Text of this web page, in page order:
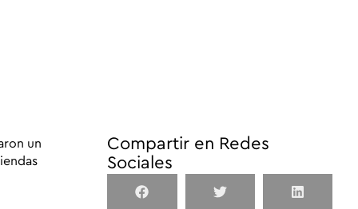
un
Compartir en Redes
Sociales